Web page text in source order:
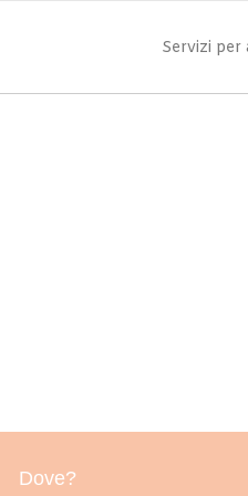
Servizi per
Dove?